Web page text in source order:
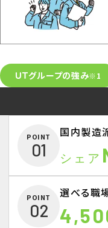
ＵＴグループの強み※1
POINT
01
国内製造
シェア
POINT
02
選べる職